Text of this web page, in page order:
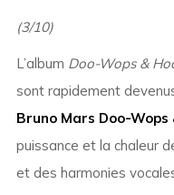
(3/10)
L’album Doo-Wops &
sont rapidement
Bruno Mars Doo-Wops
puissance et la chaleur
et des harmonies